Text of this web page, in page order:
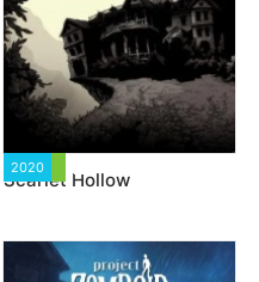
2020
Scarlet Hollow